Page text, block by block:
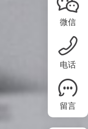
微信
电话
留言